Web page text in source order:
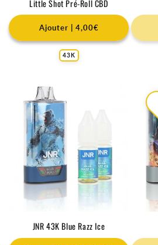
Little Shot Pré-Roll CBD
Ajouter | 4,00€
43K
JNR 43K Blue Razz Ice